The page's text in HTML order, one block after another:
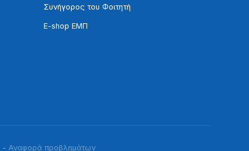
Συνήγορος του Φοιτητή
E-shop ΕΜΠ
- Αναφορά προβλημάτων